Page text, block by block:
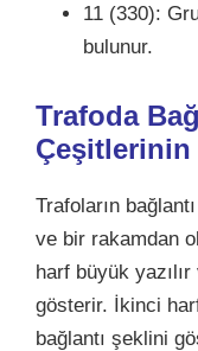
11 (330):
bulunur.
Trafoda
Çeşitlerinin
Trafoların
ve bir rakamdan
harf büyük
gösterir. İkinci
bağlantı şeklini